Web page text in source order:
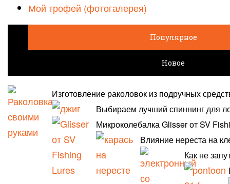
Мой трофей (фотогалерея)
Популярное
Новое
Изготовление раколовок из подручных
Выбираем лучший спиннинг для
Микроколебалка Glisser от SV
Влияние нереста на
Как не